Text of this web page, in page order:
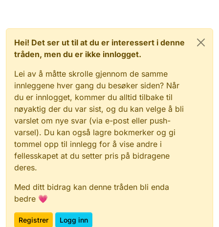
Hei! Det ser ut til at du er interessert i denne
tråden, men du er ikke innlogget.
Lei av å måtte skrolle gjennom de samme
innleggene hver gang du besøker siden? Når
du er innlogget, kommer du alltid tilbake til
nøyaktig der du var sist, og du kan velge å bli
varslet om nye svar (via e-post eller push-
varsel). Du kan også lagre bokmerker og gi
tommel opp til innlegg for å vise andre i
fellesskapet at du setter pris på bidragene
deres.
Med ditt bidrag kan denne tråden bli enda
bedre 💗
Registrer Logg inn